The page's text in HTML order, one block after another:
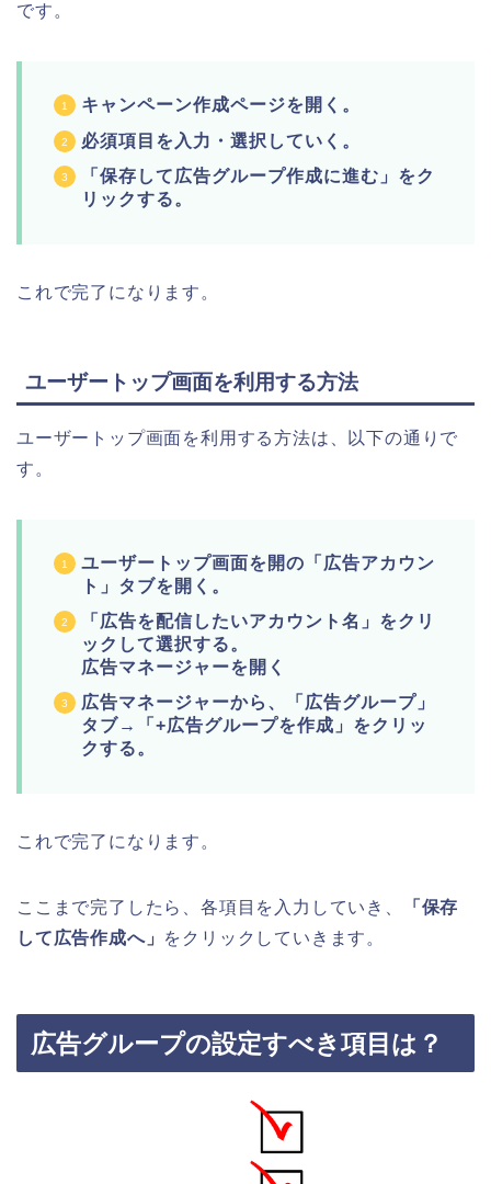
です。
キャンペーン作成ページを開く。
必須項目を入力・選択していく。
「保存して広告グループ作成に進む」をク
リックする。
これで完了になります。
ユーザートップ画面を利用する方法
ユーザートップ画面を利用する方法は、以下の通りで
す。
ユーザートップ画面を開の「広告アカウン
ト」タブを開く。
「広告を配信したいアカウント名」をクリ
ックして選択する。
広告マネージャーを開く
広告マネージャーから、「広告グループ」
タブ→「+広告グループを作成」をクリッ
クする。
これで完了になります。
ここまで完了したら、各項目を入力していき、
「保存
して広告作成へ」 をクリックしていきます。
広告グループの設定すべき項目は？